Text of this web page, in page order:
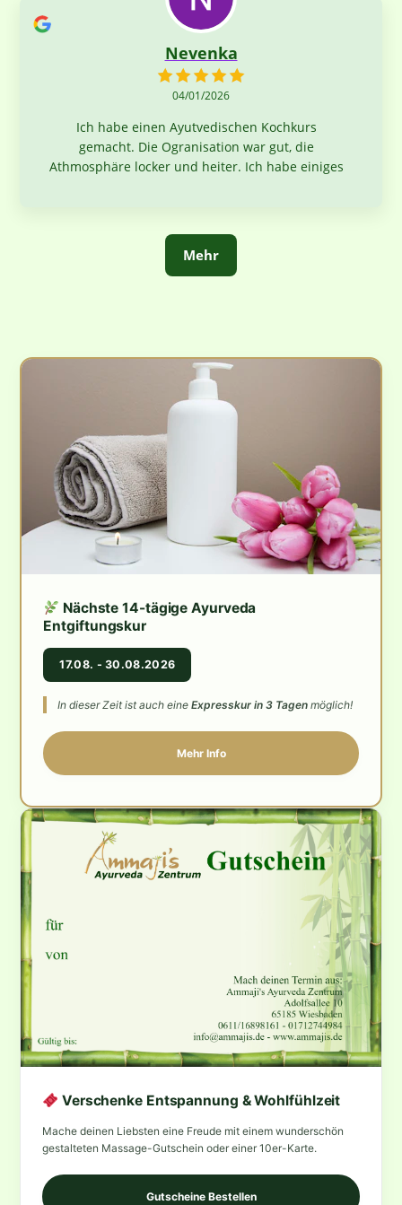
Nevenka
04/01/2026
Ich habe einen Ayutvedischen Kochkurs
gemacht. Die Ogranisation war gut, die
Athmosphäre locker und heiter. Ich habe einiges
Linsengericht und einem Paneergericht raus, das
keine Wünsche offen lies. Ich werde gerne das
Mehr
Nächste 14-tägige Ayurveda
Entgiftungskur
17.08. - 30.08.2026
In dieser Zeit ist auch eineExpresskur in 3 Tagen möglich!
Mehr Info
Verschenke Entspannung & Wohlfühlzeit
Mache deinen Liebsten eine Freude mit einem wunderschön
gestalteten Massage-Gutschein oder einer 10er-Karte.
Gutscheine Bestellen